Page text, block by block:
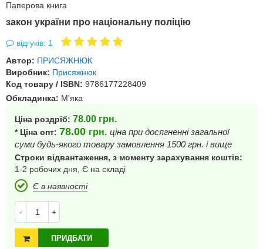
Паперова книга
закон україни про національну поліцію
відгуків: 1
Автор: ПРИСЯЖНЮК
Виробник: Присяжнюк
Код товару / ISBN: 9786177228409
Обкладинка: М'яка
Ціна роздріб: 78.00 грн.
* Ціна опт: 78.00 грн. ціна при досягненні загальної
суми будь-якого товару замовлення 1500 грн. і вище
Строки відвантаження, з моменту зарахування коштів:
1-2 робочих дня, Є на складі
Є в наявності
- +
ПРИДБАТИ